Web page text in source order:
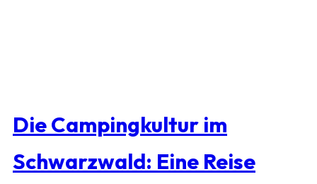
Die Campingkultur im
Schwarzwald: Eine Reise